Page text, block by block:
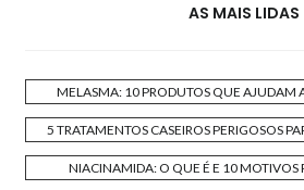
AS MAIS LIDAS
MELASMA: 10 PRODUTOS QUE AJUDAM
5 TRATAMENTOS CASEIROS PERIGOSOS
NIACINAMIDA: O QUE É E 10 MOTIVOS